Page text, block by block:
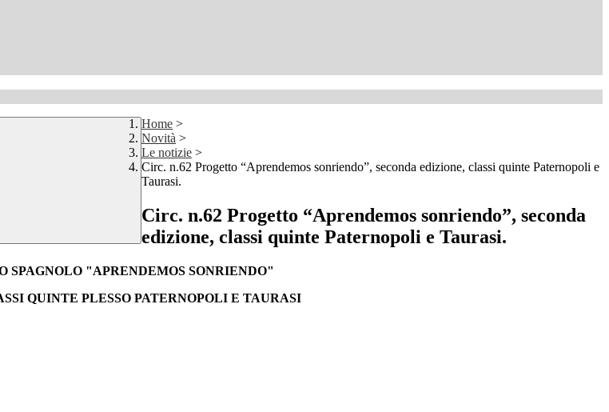
Home >
Novità >
Le notizie >
Circ. n.62 Progetto “Aprendemos sonriendo”, seconda edizione, classi quinte Paternopoli e
Taurasi.
Circ. n.62 Progetto “Aprendemos sonriendo”, seconda
edizione, classi quinte Paternopoli e Taurasi.
SPAGNOLO "APRENDEMOS SONRIENDO"
QUINTE PLESSO PATERNOPOLI E TAURASI